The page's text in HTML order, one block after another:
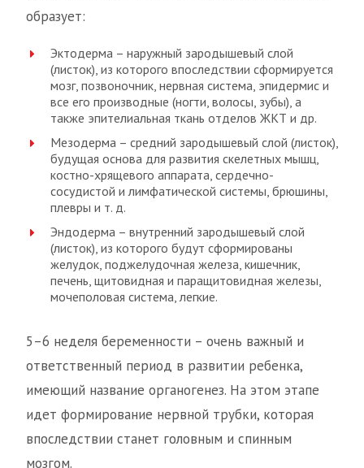
образует:
Эктодерма – наружный зародышевый слой
(листок), из которого впоследствии сформируется
мозг, позвоночник, нервная система, эпидермис и
все его производные (ногти, волосы, зубы), а
также эпителиальная ткань отделов ЖКТ и др.
Мезодерма – средний зародышевый слой (листок),
будущая основа для развития скелетных мышц,
костно-хрящевого аппарата, сердечно-
сосудистой и лимфатической системы, брюшины,
плевры и т. д.
Эндодерма – внутренний зародышевый слой
(листок), из которого будут сформированы
желудок, поджелудочная железа, кишечник,
печень, щитовидная и паращитовидная железы,
мочеполовая система, легкие.
5–6 неделя беременности – очень важный и
ответственный период в развитии ребенка,
имеющий название органогенез. На этом этапе
идет формирование нервной трубки, которая
впоследствии станет головным и спинным
мозгом.